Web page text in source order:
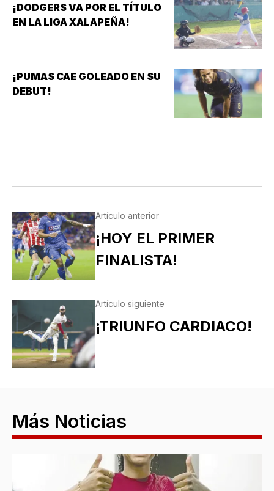
¡DODGERS VA POR EL TÍTULO
EN LA LIGA XALAPEÑA!
¡PUMAS CAE GOLEADO EN SU
DEBUT!
Artículo anterior
¡HOY EL PRIMER
FINALISTA!
Artículo siguiente
¡TRIUNFO CARDIACO!
Más Noticias